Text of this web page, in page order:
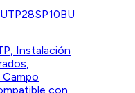
UTP28SP10BU